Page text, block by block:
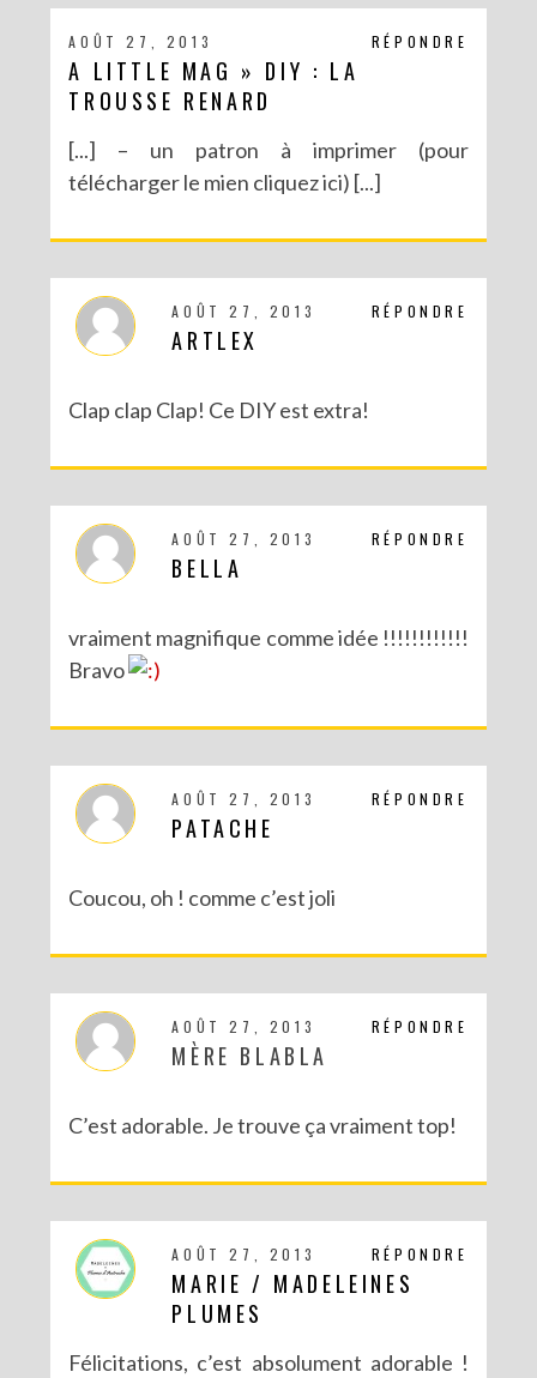
RÉPONDRE
AOÛT 27, 2013
A LITTLE MAG » DIY : LA
TROUSSE RENARD
[...] – un patron à imprimer (pour
télécharger le mien cliquez ici) [...]
RÉPONDRE
AOÛT 27, 2013
ARTLEX
Clap clap Clap! Ce DIY est extra!
RÉPONDRE
AOÛT 27, 2013
BELLA
vraiment magnifique comme idée !!!!!!!!!!!!
Bravo
RÉPONDRE
AOÛT 27, 2013
PATACHE
Coucou, oh ! comme c’est joli
RÉPONDRE
AOÛT 27, 2013
MÈRE BLABLA
C’est adorable. Je trouve ça vraiment top!
RÉPONDRE
AOÛT 27, 2013
MARIE / MADELEINES
PLUMES
Félicitations, c’est absolument adorable !